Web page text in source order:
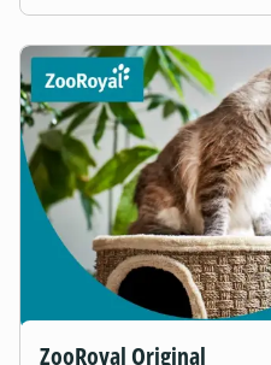
ZooRoyal Original